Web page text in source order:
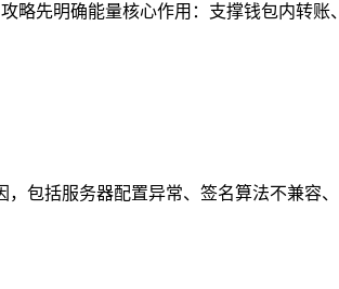
略先明确能量核心作用：支撑钱包内转账
包括服务器配置异常、签名算法不兼容